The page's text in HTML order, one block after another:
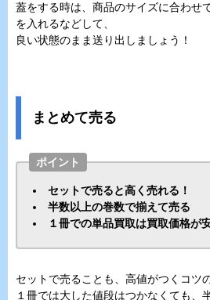
蓋をする時は、商品のサイズに合わせ
を入れるなどして、
良い状態のまま送り出しましょう！
まとめて売る
ポイント
セットで売ると高く売れる！
半数以上の巻数で揃えて売る
１冊での単品買取は買取価格が
セットで売ることも、高値がつくコツ
１冊では大した値段はつかなくても、